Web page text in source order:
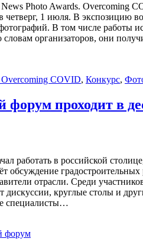
Photo Awards. Overcoming
четверг, 1 июля. В
В том числе работы
организаторов, они
COVID, Конкурс,
проходит в
работать в российской
обсуждение
отрасли. Среди
дискуссии, круглые столы и
специалисты…
форум